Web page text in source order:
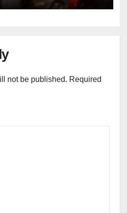
not be published. Required